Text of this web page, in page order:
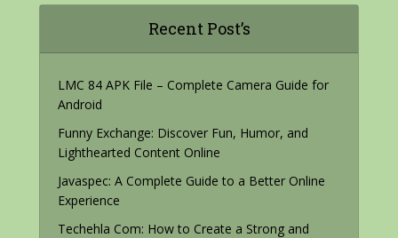
Recent Post’s
LMC 84 APK File – Complete Camera Guide for
Android
Funny Exchange: Discover Fun, Humor, and
Lighthearted Content Online
Javaspec: A Complete Guide to a Better Online
Experience
Techehla Com: How to Create a Strong and